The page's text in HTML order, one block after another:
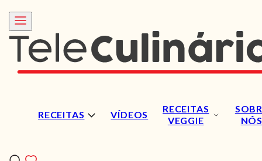
RECEITAS VÍDEOS
RECEITAS
VEGGIE
NÓS